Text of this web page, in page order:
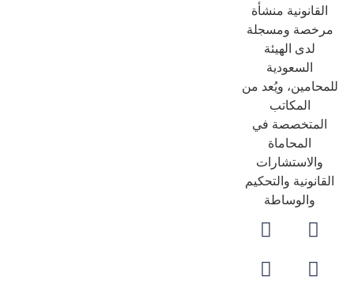
منشأة
ومسجلة
لدى الهيئة
السعودية
ويُعد من
المكاتب
المتخصصة في
المحاماة
والاستشارات
والتحكيم
والوساطة